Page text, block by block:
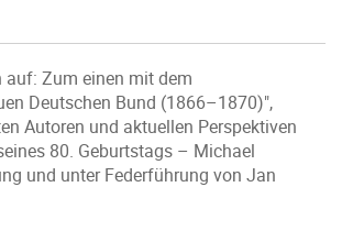
Zum einen mit dem
Deutschen Bund (1866–1870)",
Autoren und aktuellen Perspektiven
80. Geburtstags – Michael
und unter Federführung von Jan